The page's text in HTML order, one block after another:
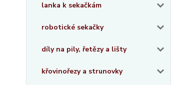
lanka k sekačkám
robotické sekačky
díly na pily, řetězy a lišty
křovinořezy a strunovky